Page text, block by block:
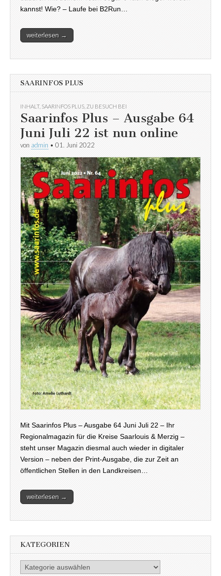
kannst! Wie? – Laufe bei B2Run…
weiterlesen →
SAARINFOS PLUS
INHALT, SAARINFOS PLUS ZU BESUCH BEI
Saarinfos Plus – Ausgabe 64
Juni Juli 22 ist nun online
von admin • 01. Juni 2022
Mit Saarinfos Plus – Ausgabe 64 Juni Juli 22 – Ihr
Regionalmagazin für die Kreise Saarlouis & Merzig –
steht unser Magazin diesmal auch wieder in digitaler
Version – neben der Print-Ausgabe, die zur Zeit an
öffentlichen Stellen in den Landkreisen…
weiterlesen →
KATEGORIEN
Kategorien